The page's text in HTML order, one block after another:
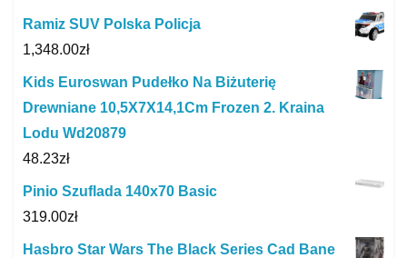
Ramiz SUV Polska Policja
1,348.00zł
Kids Euroswan Pudełko Na Biżuterię
Drewniane 10,5X7X14,1Cm Frozen 2. Kraina
Lodu Wd20879
48.23zł
Pinio Szuflada 140x70 Basic
319.00zł
Hasbro Star Wars The Black Series Cad Bane